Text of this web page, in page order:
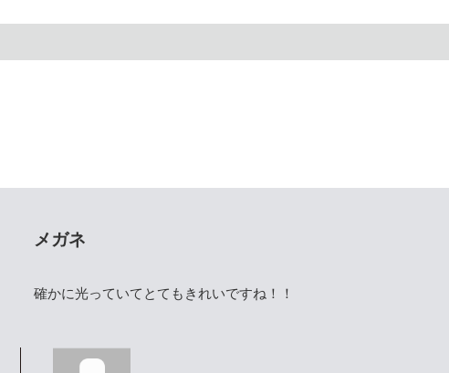
メガネ
確かに光っていてとてもきれいですね！！